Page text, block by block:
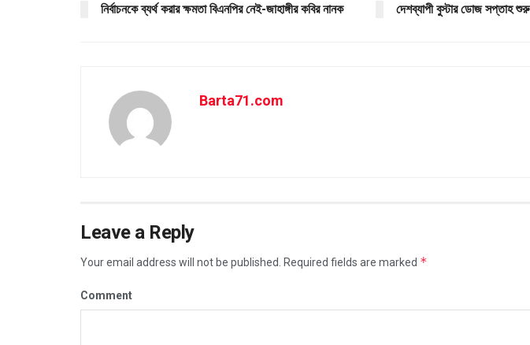
নির্বাচনকে ব্যর্থ করার ক্ষমতা বিএনপির নেই-জাহাঙ্গীর কবির নানক দেশব্যাপী বুস্টার ডোজ সপ্তাহ শুরু
Barta71.com
Leave a Reply
Your email address will not be published. Required fields are marked *
Comment